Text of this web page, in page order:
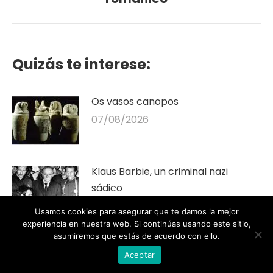
publicación
Quizás te interese:
Os vasos canopos
07/08/2026
Klaus Barbie, un criminal nazi
sádico
07/08/2026
O solsticio de verán. Interpretación
cultural
Usamos cookies para asegurar que te damos la mejor
experiencia en nuestra web. Si continúas usando este sitio,
asumiremos que estás de acuerdo con ello.
Aceptar